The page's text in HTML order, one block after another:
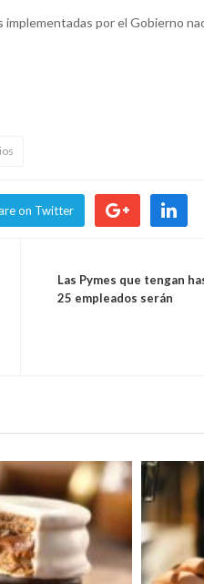
por el Gobierno
on Twitter
Las Pymes que tengan
25 empleados serán